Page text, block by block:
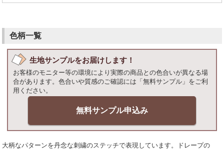
色柄一覧
生地サンプルをお届けします！
お客様のモニター等の環境により実際の商品との色合いが異なる場
合があります。色合いや質感のご確認には「無料サンプル」をご利
用ください。
無料サンプル申込み
大柄なパターンを丹念な刺繍のステッチで表現しています。ドレープの